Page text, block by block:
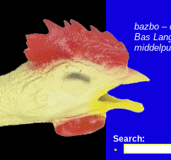
bazbo –
Bas
Search: